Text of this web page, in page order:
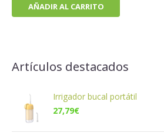
AÑADIR AL CARRITO
Artículos destacados
Irrigador bucal portátil
27,79€